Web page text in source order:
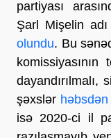
partiyası
Şarl Mişelin adı
olundu. Bu
şəxslər
isə 2020-ci il